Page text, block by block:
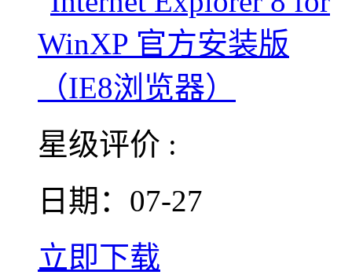
星级评价 :
日期：07-27
立即下载